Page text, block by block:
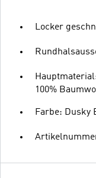
Locker
100%
Farbe: Dusky